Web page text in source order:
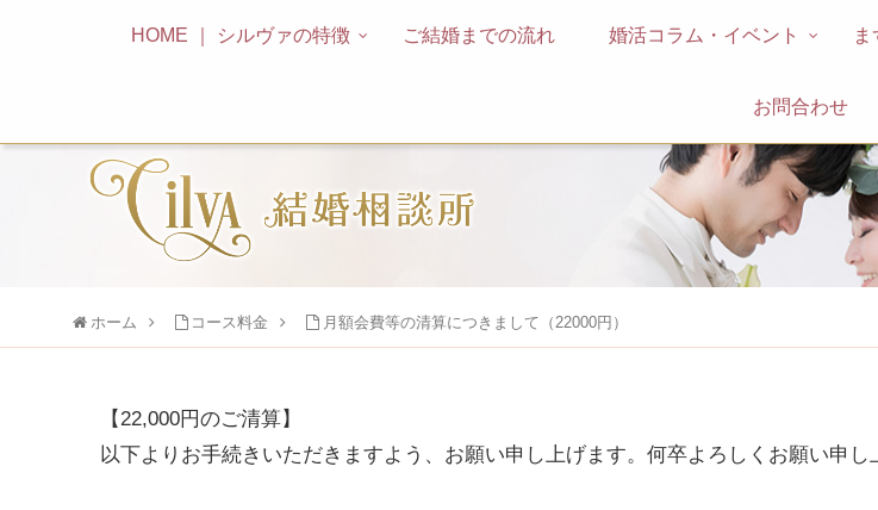
HOME ｜ シルヴァの特徴 ご結婚までの流れ 婚活コラム・イベント
お問合わせ
ホーム コース料金 月額会費等の清算につきまして（22000円）
【22,000円のご清算】
以下よりお手続きいただきますよう、お願い申し上げます。何卒よろしくお願い申し